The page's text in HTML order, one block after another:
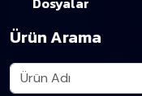
Ürün Arama